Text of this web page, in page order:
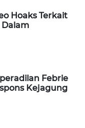
Hoaks Terkait
Febrie
Kejagung